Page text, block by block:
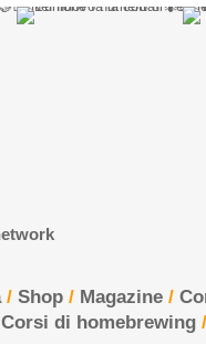
/ Shop / Magazine /
Corsi di homebrewing /